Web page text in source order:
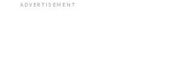
ADVERTISEMENT